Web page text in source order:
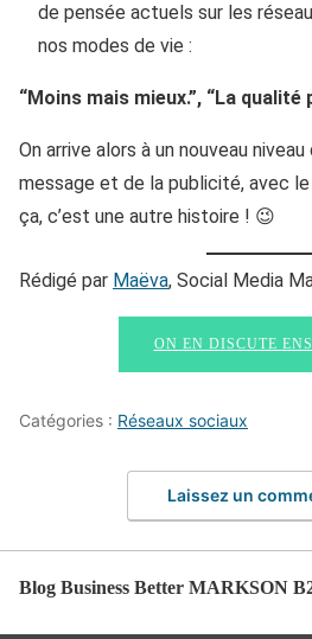
de pensée actuels sur les
nos modes de vie :
“Moins mais mieux.”, “La
On arrive alors à un nouveau
message et de la publicité, avec
ça, c’est une autre histoire ! 😉
Rédigé par Maëva, Social Media
ON EN DISCUTE
Catégories : Réseaux sociaux
Laissez un
Blog Business Better MARKSON